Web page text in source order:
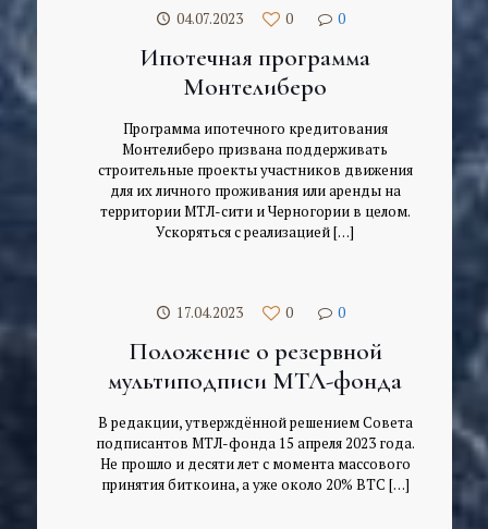
04.07.2023 0 0
Ипотечная программа
Монтелиберо
Программа ипотечного кредитования
Монтелиберо призвана поддерживать
строительные проекты участников движения
для их личного проживания или аренды на
территории МТЛ-сити и Черногории в целом.
Ускоряться с реализацией[…]
17.04.2023 0 0
Положение о резервной
мультиподписи МТЛ-фонда
В редакции, утверждённой решением Совета
подписантов МТЛ-фонда 15 апреля 2023 года.
Не прошло и десяти лет с момента массового
принятия биткоина, а уже около 20% BTC […]